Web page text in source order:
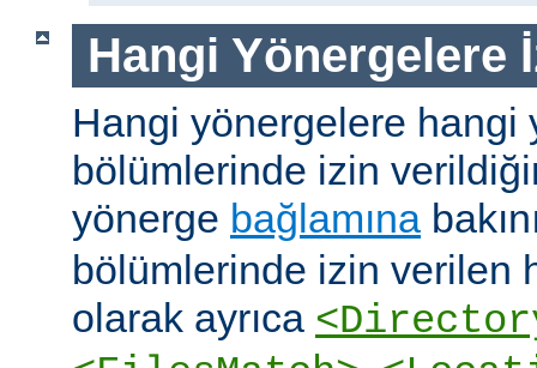
Hangi Yönergelere
Hangi yönergelere hangi
bölümlerinde izin
yönerge bağlamına
bölümlerinde izin verilen
olarak ayrıca